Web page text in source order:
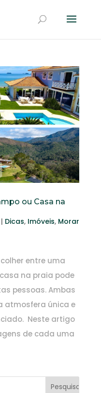
ou Casa na
| Dicas, Imóveis, Morar
entre uma
na praia pode
pessoas. Ambas
atmosfera única e
Neste artigo
de cada uma